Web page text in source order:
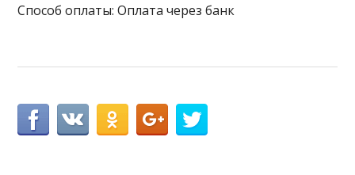
Способ оплаты: Оплата через банк